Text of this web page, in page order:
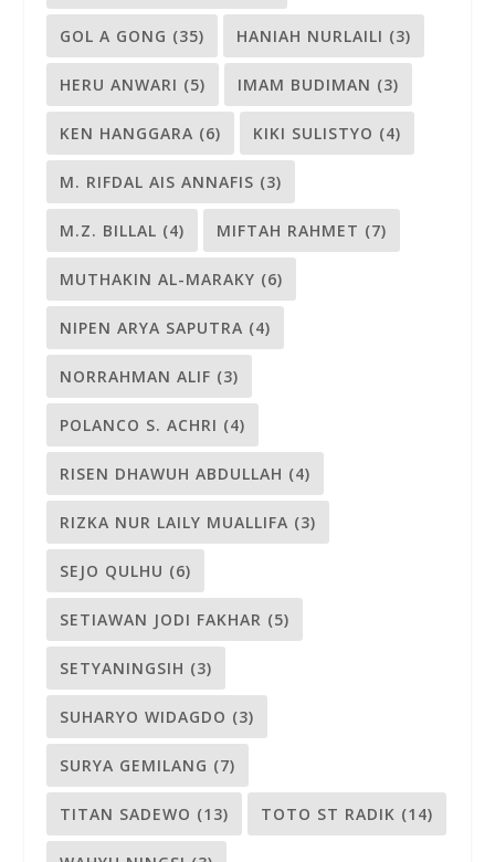
GOL A GONG (35) HANIAH NURLAILI (3)
HERU ANWARI (5) IMAM BUDIMAN (3)
KEN HANGGARA (6) KIKI SULISTYO (4)
M. RIFDAL AIS ANNAFIS (3)
M.Z. BILLAL (4) MIFTAH RAHMET (7)
MUTHAKIN AL-MARAKY (6)
NIPEN ARYA SAPUTRA (4)
NORRAHMAN ALIF (3)
POLANCO S. ACHRI (4)
RISEN DHAWUH ABDULLAH (4)
RIZKA NUR LAILY MUALLIFA (3)
SEJO QULHU (6)
SETIAWAN JODI FAKHAR (5)
SETYANINGSIH (3)
SUHARYO WIDAGDO (3)
SURYA GEMILANG (7)
TITAN SADEWO (13) TOTO ST RADIK (14)